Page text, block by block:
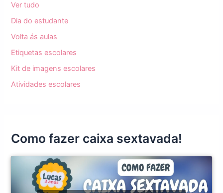
Ver tudo
Dia do estudante
Volta ás aulas
Etiquetas escolares
Kit de imagens escolares
Atividades escolares
Como fazer caixa sextavada!